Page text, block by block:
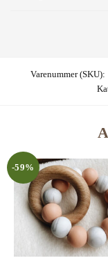
SwedenVarenummer (SKU):
-59%